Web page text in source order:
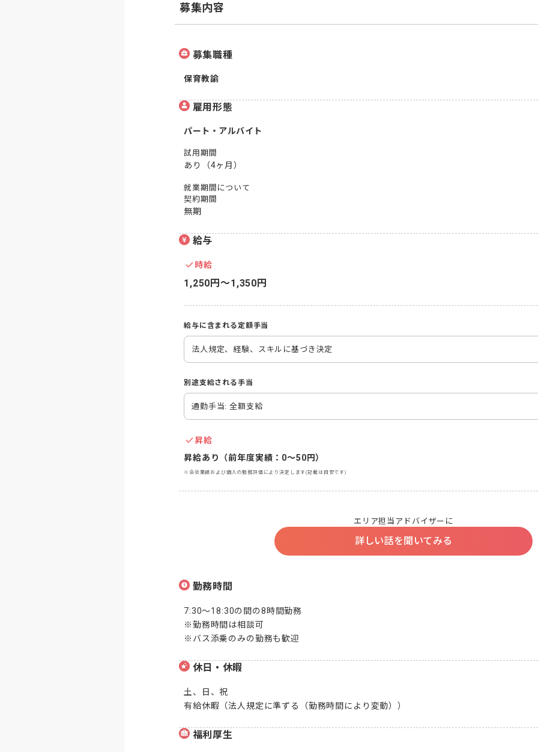
募集内容
募集職種
保育教諭
雇用形態
パート・アルバイト
試用期間
あり（4ヶ月）
就業期間について
契約期間
無期
給与
時給
1,250円〜1,350円
給与に含まれる定額手当
法人規定、経験、スキルに基づき決定
別途支給される手当
通勤手当: 全額支給
昇給
昇給あり（前年度実績：0～50円）
※会社業績および個人の勤務評価により決定します(記載は目安です)
エリア担当アドバイザーに
詳しい話を聞いてみる
勤務時間
7:30～18:30の間の8時間勤務
※勤務時間は相談可
※バス添乗のみの勤務も歓迎
休日・休暇
土、日、祝
有給休暇（法人規定に準ずる（勤務時間により変動））
福利厚生